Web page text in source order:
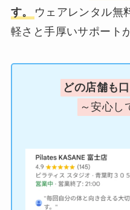
す。
ウェアレンタル無
軽さと手厚いサポート
どの店舗も
～安心し